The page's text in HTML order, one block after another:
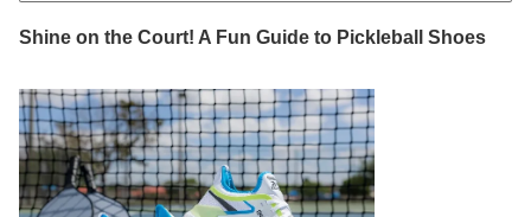
Shine on the Court! A Fun Guide to Pickleball Shoes